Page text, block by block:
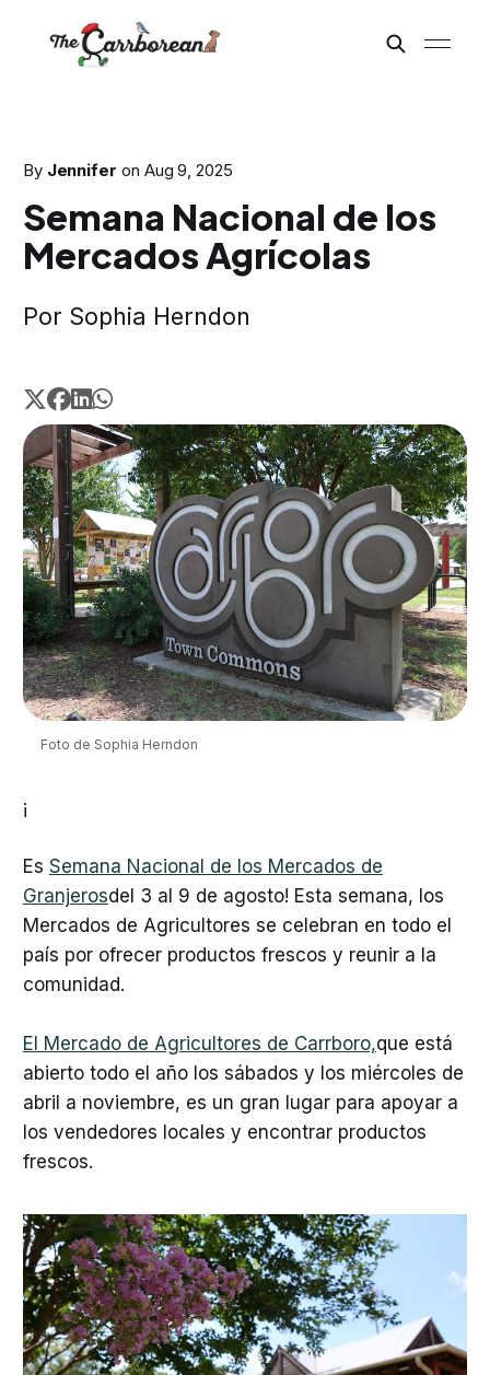
By Jennifer on Aug 9, 2025
Semana Nacional de los
Mercados Agrícolas
Por Sophia Herndon
Foto de Sophia Herndon
¡
Es Semana Nacional de los Mercados de
Granjerosdel 3 al 9 de agosto! Esta semana, los
Mercados de Agricultores se celebran en todo el
país por ofrecer productos frescos y reunir a la
comunidad.
El Mercado de Agricultores de Carrboro,que está
abierto todo el año los sábados y los miércoles de
abril a noviembre, es un gran lugar para apoyar a
los vendedores locales y encontrar productos
frescos.